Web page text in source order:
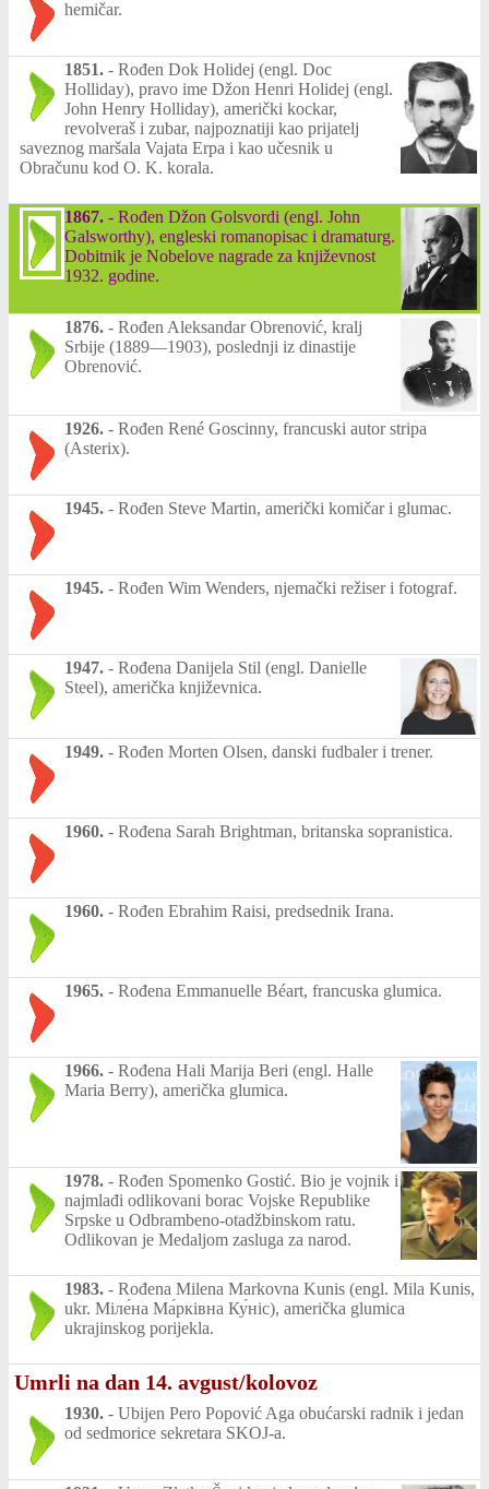
hemičar.
1851. - Rođen Dok Holidej (engl. Doc
Holliday), pravo ime Džon Henri Holidej (engl.
John Henry Holliday), američki kockar,
revolveraš i zubar, najpoznatiji kao prijatelj
saveznog maršala Vajata Erpa i kao učesnik u
Obračunu kod O. K. korala.
1867. - Rođen Džon Golsvordi (engl. John
Galsworthy), engleski romanopisac i dramaturg.
Dobitnik je Nobelove nagrade za književnost
1932. godine.
1876. - Rođen Aleksandar Obrenović, kralj
Srbije (1889—1903), poslednji iz dinastije
Obrenović.
1926. - Rođen René Goscinny, francuski autor stripa
(Asterix).
1945. - Rođen Steve Martin, američki komičar i glumac.
1945. - Rođen Wim Wenders, njemački režiser i fotograf.
1947. - Rođena Danijela Stil (engl. Danielle
Steel), američka književnica.
1949. - Rođen Morten Olsen, danski fudbaler i trener.
1960. - Rođena Sarah Brightman, britanska sopranistica.
1960. - Rođen Ebrahim Raisi, predsednik Irana.
1965. - Rođena Emmanuelle Béart, francuska glumica.
1966. - Rođena Hali Marija Beri (engl. Halle
Maria Berry), američka glumica.
1978. - Rođen Spomenko Gostić. Bio je vojnik i
najmlađi odlikovani borac Vojske Republike
Srpske u Odbrambeno-otadžbinskom ratu.
Odlikovan je Medaljom zasluga za narod.
1983. - Rođena Milena Markovna Kunis (engl. Mila Kunis,
ukr. Міле́на Ма́рківна Ку́ніс), američka glumica
ukrajinskog porijekla.
Umrli na dan 14. avgust/kolovoz
1930. - Ubijen Pero Popović Aga obućarski radnik i jedan
od sedmorice sekretara SKOJ-a.